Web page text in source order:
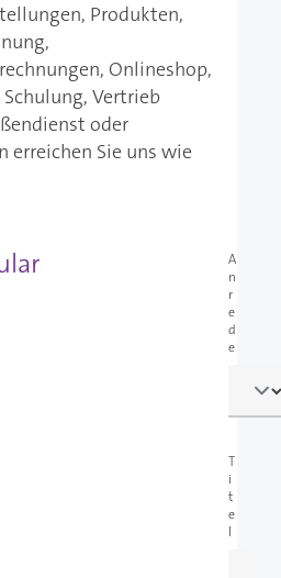
Produkten,
Onlineshop,
Vertrieb
oder
erreichen Sie uns wie
A
n
r
e
d
e
T
i
t
e
l